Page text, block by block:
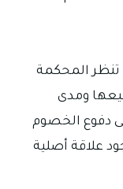
تنظر المحكمة
ومدى
دفوع الخصوم
علاقة أصلية